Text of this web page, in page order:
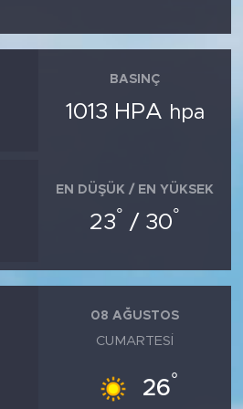
BASINÇ
1013 HPA hpa
EN DÜŞÜK / EN YÜKSEK
23° / 30°
08 AĞUSTOS
CUMARTESI
26°